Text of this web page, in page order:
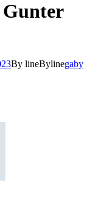
By lineBylinegaby